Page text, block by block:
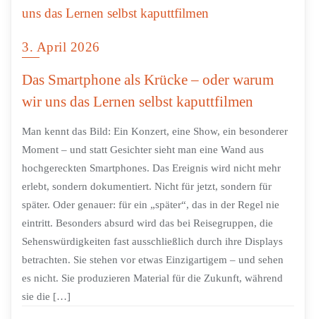
3. April 2026
Das Smartphone als Krücke – oder warum
wir uns das Lernen selbst kaputtfilmen
Man kennt das Bild: Ein Konzert, eine Show, ein besonderer
Moment – und statt Gesichter sieht man eine Wand aus
hochgereckten Smartphones. Das Ereignis wird nicht mehr
erlebt, sondern dokumentiert. Nicht für jetzt, sondern für
später. Oder genauer: für ein „später“, das in der Regel nie
eintritt. Besonders absurd wird das bei Reisegruppen, die
Sehenswürdigkeiten fast ausschließlich durch ihre Displays
betrachten. Sie stehen vor etwas Einzigartigem – und sehen
es nicht. Sie produzieren Material für die Zukunft, während
sie die […]